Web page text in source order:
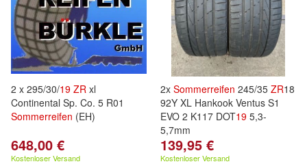
2 x 295/30/19 ZR xl
Continental Sp. Co. 5 R01
Sommerreifen (EH)
648,00 €
Kostenloser Versand
2x Sommerreifen 245/35 ZR18
92Y XL Hankook Ventus S1
EVO 2 K117 DOT19 5,3-
5,7mm
139,95 €
Kostenloser Versand